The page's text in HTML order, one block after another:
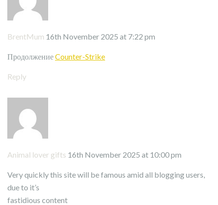
BrentMum 16th November 2025 at 7:22 pm
ПродолжениеCounter-Strike
Reply
Animal lover gifts 16th November 2025 at 10:00 pm
Very quickly this site will be famous amid all blogging users,
due to it’s
fastidious content